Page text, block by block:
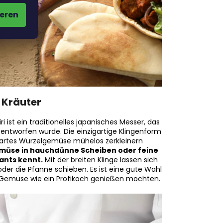
Kräuter
ist ein traditionelles japanisches Messer, das
wurde. Die einzigartige Klingenform
Wurzelgemüse mühelos zerkleinern
in hauchdünne Scheiben oder feine
kennt. Mit der breiten Klinge lassen sich
die Pfanne schieben. Es ist eine gute Wahl
wie ein Profikoch genießen möchten.